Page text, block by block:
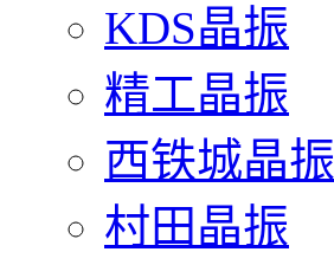
KDS晶振
精工晶振
西铁城晶振
村田晶振